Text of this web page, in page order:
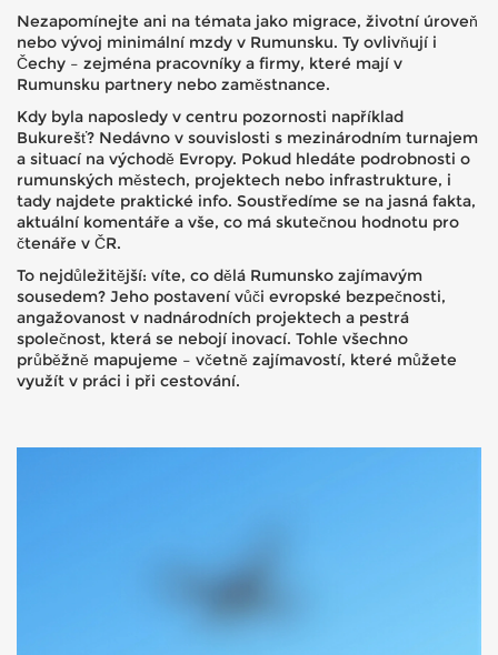
Nezapomínejte ani na témata jako migrace, životní úroveň
nebo vývoj minimální mzdy v Rumunsku. Ty ovlivňují i
Čechy – zejména pracovníky a firmy, které mají v
Rumunsku partnery nebo zaměstnance.
Kdy byla naposledy v centru pozornosti například
Bukurešť? Nedávno v souvislosti s mezinárodním turnajem
a situací na východě Evropy. Pokud hledáte podrobnosti o
rumunských městech, projektech nebo infrastrukture, i
tady najdete praktické info. Soustředíme se na jasná fakta,
aktuální komentáře a vše, co má skutečnou hodnotu pro
čtenáře v ČR.
To nejdůležitější: víte, co dělá Rumunsko zajímavým
sousedem? Jeho postavení vůči evropské bezpečnosti,
angažovanost v nadnárodních projektech a pestrá
společnost, která se nebojí inovací. Tohle všechno
průběžně mapujeme – včetně zajímavostí, které můžete
využít v práci i při cestování.